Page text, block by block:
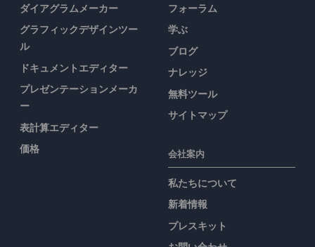
ダイアグラムメーカー
グラフィックデザインツー
ル
ドキュメントエディター
プレゼンテーションメーカ
ー
表計算エディター
価格
フォーラム
学ぶ
ブログ
ナレッジ
無料ツール
サイトマップ
会社案内
私たちについて
新着情報
プレスキット